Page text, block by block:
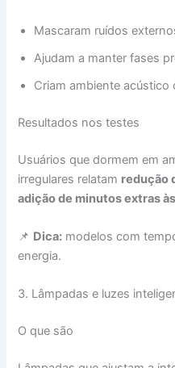
Mascaram ruídos
Ajudam a manter fases
Criam ambiente acústico
Resultados nos testes
Usuários que dormem em
irregulares relatam redução
adição de minutos extras
📌 Dica: modelos com
energia.
3. Lâmpadas e luzes
O que são